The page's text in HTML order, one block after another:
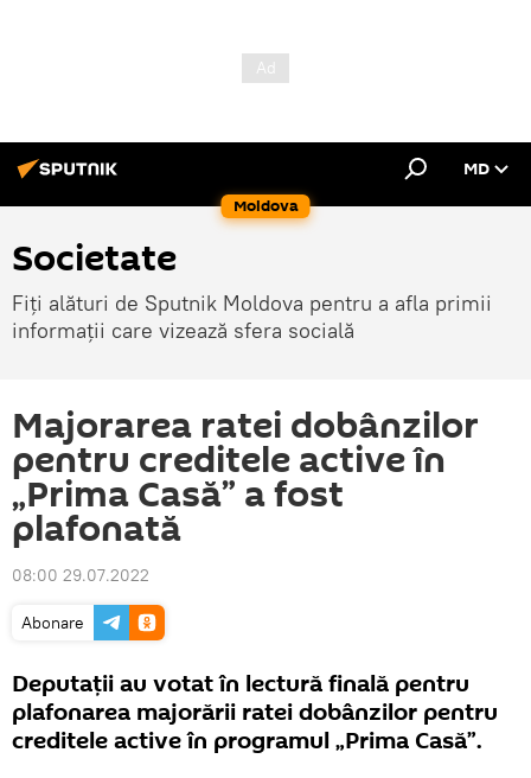
Moldova
MD
Societate
Fiți alături de Sputnik Moldova pentru a afla primii
informații care vizează sfera socială
Majorarea ratei dobânzilor
pentru creditele active în
„Prima Casă” a fost
plafonată
08:00 29.07.2022
Abonare
Deputații au votat în lectură finală pentru
plafonarea majorării ratei dobânzilor pentru
creditele active în programul „Prima Casă”.